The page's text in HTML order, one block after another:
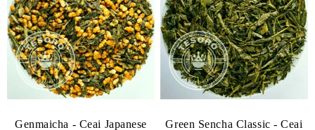
Genmaicha - Ceai Japanese
Green Sencha Classic - Ceai